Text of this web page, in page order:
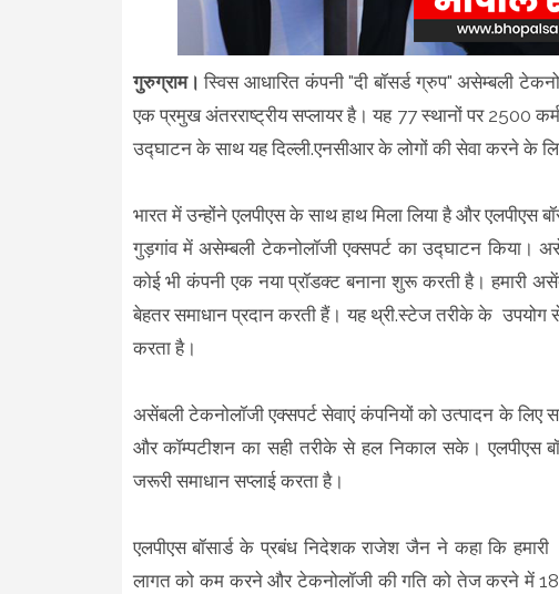
गुरुग्राम।स्विस आधारित कंपनी "दी बॉसर्ड ग्रुप" असेम्बली
एक प्रमुख अंतरराष्ट्रीय सप्लायर है। यह 77 स्थानों पर 2500
उद्घाटन के साथ यह दिल्ली.एनसीआर के लोगों की सेवा करने के
भारत में उन्होंने एलपीएस के साथ हाथ मिला लिया है और एलपीएस
गुड़गांव में असेम्बली टेकनोलॉजी एक्सपर्ट का उद्घाटन किया।
कोई भी कंपनी एक नया प्रॉडक्ट बनाना शुरू करती है। हमारी
बेहतर समाधान प्रदान करती हैं। यह थ्री.स्टेज तरीके के
करता है।
असेंबली टेकनोलॉजी एक्सपर्ट सेवाएं कंपनियों को उत्पादन के लिए
और कॉम्पटीशन का सही तरीके से हल निकाल सके। एलपीएस
जरूरी समाधान सप्लाई करता है।
एलपीएस बॉसार्ड के प्रबंध निदेशक राजेश जैन ने कहा कि
लागत को कम करने और टेकनोलॉजी की गति को तेज करने में